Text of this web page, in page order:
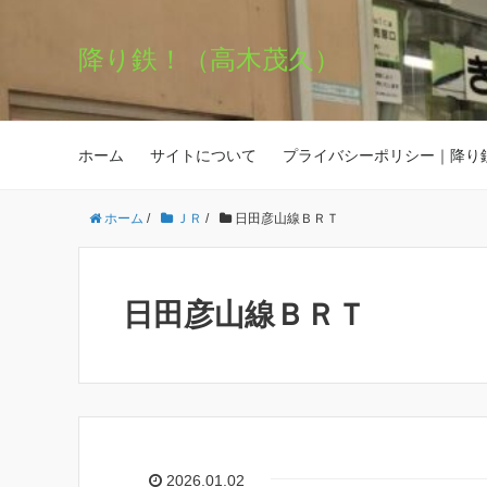
降り鉄！（高木茂久）
ホーム サイトについて プライバシーポリシー｜降り
ホーム / ＪＲ / 日田彦山線ＢＲＴ
日田彦山線ＢＲＴ
2026.01.02